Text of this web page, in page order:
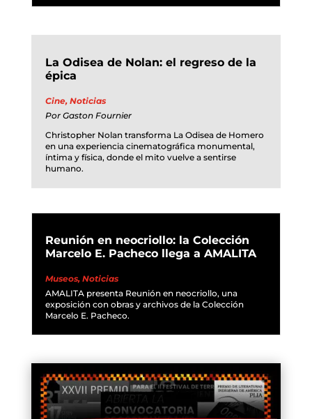
La Odisea de Nolan: el regreso de la
épica
Cine, Noticias
Por Gaston Fournier
Christopher Nolan transforma La Odisea de Homero
en una experiencia cinematográfica monumental,
íntima y física, donde el mito vuelve a sentirse
humano.
Reunión en neocriollo: la Colección
Marcelo E. Pacheco llega a AMALITA
Museos, Noticias
AMALITA presenta Reunión en neocriollo, una
exposición con obras y archivos de la Colección
Marcelo E. Pacheco.